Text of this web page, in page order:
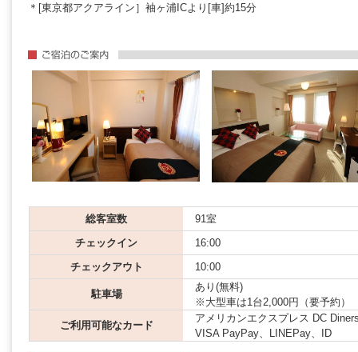
＊[東京都アクアライン］袖ヶ浦ICより[車]約15分
総客室数
91室
チェックイン
16:00
チェックアウト
10:00
駐車場
あり(無料)
※大型車は1台2,000円（要予約）
ご利用可能なカード
アメリカンエクスプレス DC
VISA PayPay、LINEPay、ID